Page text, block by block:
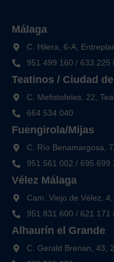
Málaga
C. Hilera, 6-A,
951 499 160 / 633 225
Teatinos / Ciudad
C. Mefistofeles, 22,
664 534 040
Fuengirola/Mijas
C. Río Benamargosa,
951 561 002 / 695 699
Vélez Málaga
Cam. Viejo de Vélez,
951 831 600 / 621 171
Alhaurín el Grande
C. Gerald Brenan, 43,